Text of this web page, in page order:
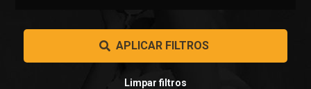
Limpar filtros